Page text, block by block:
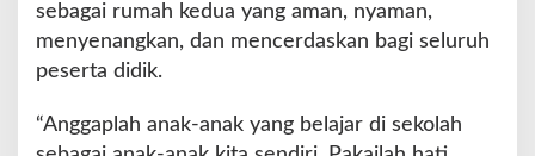
sebagai rumah kedua yang aman, nyaman,
menyenangkan, dan mencerdaskan bagi seluruh
peserta didik.
“Anggaplah anak-anak yang belajar di sekolah